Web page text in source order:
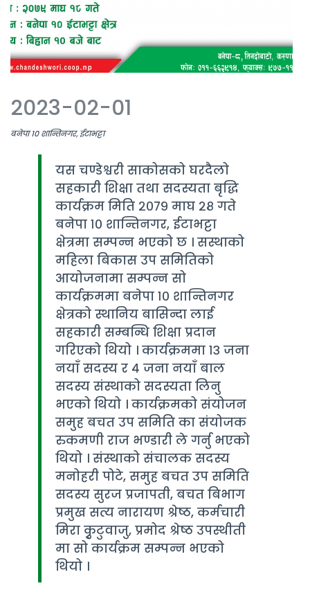
2023-02-01
बनेपा १० शान्तिनगर, ईटाभट्टा
यस चण्डेश्वरी साकोसको घरदैलो
सहकारी शिक्षा तथा सदस्यता बृद्धि
कार्यक्रम मिति २०७९ माघ २८ गते
बनेपा १० शान्तिनगर, ईटाभट्टा
क्षेत्रमा सम्पन्न भएको छ । सस्थाको
महिला बिकास उप समितिको
आयोजनामा सम्पन्न सो
कार्यक्रममा बनेपा १० शान्तिनगर
क्षेत्रको स्थानिय बासिन्दा लाई
सहकारी सम्बन्धि शिक्षा प्रदान
गरिएको थियो । कार्यक्रममा १३ जना
नयाँ सदस्य र ४ जना नयाँ बाल
सदस्य संस्थाको सदस्यता लिनु
भएको थियो । कार्यक्रमको संयोजन
समुह बचत उप समिति का संयोजक
रुकमणी राज भण्डारी ले गर्नु भएको
थियो । संस्थाको संचालक सदस्य
मनोहरी पोटे, समुह बचत उप समिति
सदस्य सुरज प्रजापती, बचत बिभाग
प्रमुख सत्य नारायण श्रेष्ठ, कर्मचारी
मिरा कृुटुवाजु, प्रमोद श्रेष्ठ उपस्थीती
मा सो कार्यक्रम सम्पन्न भएको
थियो ।